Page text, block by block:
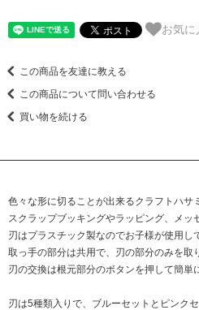
お気に
この商品を友達に教える
この商品について問い合わせる
買い物を続ける
色々な形に切ることが出来るクラフトハサ
スクラップブッキングやラッピング、メッ
刃はプラスチック製なのでお子様が使用し
取っ手の部分は共用で、刃の部分のみを取
刃の交換は根元部分のボタンを押して簡単
刃は5種類入りで、ブルーセットとピンク